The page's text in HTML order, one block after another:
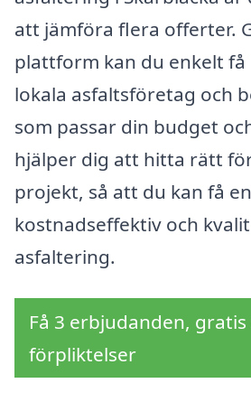
att jämföra flera offerter.
plattform kan du enkelt
lokala asfaltsföretag och
som passar din budget
hjälper dig att hitta rätt
projekt, så att du kan få en
kostnadseffektiv och
asfaltering.
Få 3 erbjudanden,
förpliktelser